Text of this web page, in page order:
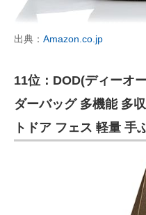
出典： Amazon.co.jp
11位：DOD(ディーオ
ダーバッグ 多機能 多
トドア フェス 軽量